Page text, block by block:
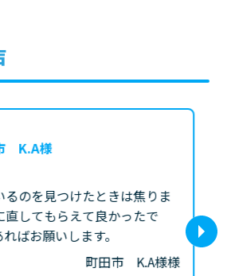
K.A様
るのを見つけたときは焦りま
直してもらえて良かったで
ばお願いします。
町田市 K.A様様